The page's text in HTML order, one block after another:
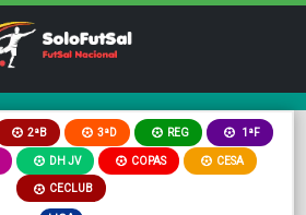
2ªB 3ªD REG 1ªF
DH JV COPAS CESA
CECLUB